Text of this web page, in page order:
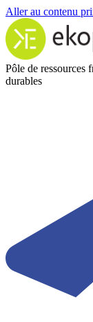
Aller au contenu
Pôle de ressources
durables